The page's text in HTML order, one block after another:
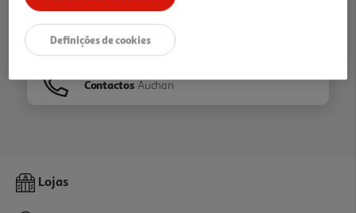
Folhetos
Contactos Auchan
Lojas
Definições de cookies